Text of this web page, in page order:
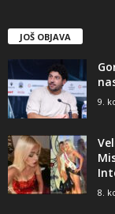
JOŠ OBJAVA
9.
8.